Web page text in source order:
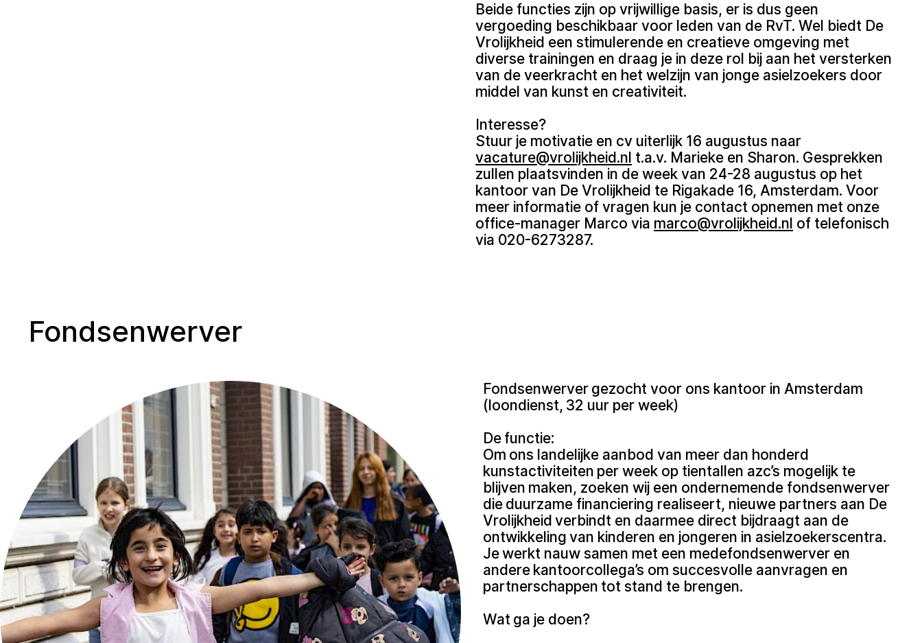
Beide functies zijn op vrijwillige basis, er is dus geen
vergoeding beschikbaar voor leden van de RvT. Wel biedt De
Vrolijkheid een stimulerende en creatieve omgeving met
diverse trainingen en draag je in deze rol bij aan het versterken
van de veerkracht en het welzijn van jonge asielzoekers door
middel van kunst en creativiteit.
Interesse?
Stuur je motivatie en cv uiterlijk 16 augustus naar
vacature@vrolijkheid.nl t.a.v. Marieke en Sharon. Gesprekken
zullen plaatsvinden in de week van 24-28 augustus op het
kantoor van De Vrolijkheid te Rigakade 16, Amsterdam. Voor
meer informatie of vragen kun je contact opnemen met onze
office-manager Marco via marco@vrolijkheid.nl of telefonisch
via 020-6273287.
Fondsenwerver
Fondsenwerver gezocht voor ons kantoor in Amsterdam
(loondienst, 32 uur per week)
De functie:
Om ons landelijke aanbod van meer dan honderd
kunstactiviteiten per week op tientallen azc’s mogelijk te
blijven maken, zoeken wij een ondernemende fondsenwerver
die duurzame financiering realiseert, nieuwe partners aan De
Vrolijkheid verbindt en daarmee direct bijdraagt aan de
ontwikkeling van kinderen en jongeren in asielzoekerscentra.
Je werkt nauw samen met een medefondsenwerver en
andere kantoorcollega’s om succesvolle aanvragen en
partnerschappen tot stand te brengen.
Wat ga je doen?